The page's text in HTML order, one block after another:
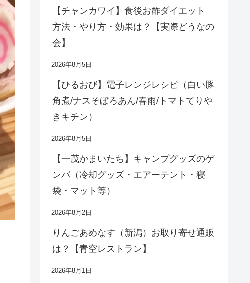
【チャンカワイ】食後お酢ダイエット
方法・やり方・効果は？【実際どうなの
会】
2026年8月5日
【ひるおび】電子レンジレシピ（白い豚
角煮/ナスそぼろあん/春雨/トマトてりや
きキチン）
2026年8月5日
【一茂かまいたち】キャンプグッズのゲ
ンバ（冷却グッズ・エアーテント・寝
袋・マット等）
2026年8月2日
りんごあめなす（新潟）お取り寄せ通販
は？【青空レストラン】
2026年8月1日